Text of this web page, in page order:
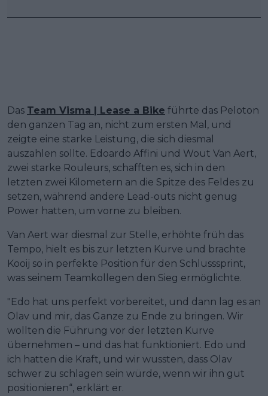
Das Team Visma | Lease a Bike führte das Peloton
den ganzen Tag an, nicht zum ersten Mal, und
zeigte eine starke Leistung, die sich diesmal
auszahlen sollte. Edoardo Affini und Wout Van Aert,
zwei starke Rouleurs, schafften es, sich in den
letzten zwei Kilometern an die Spitze des Feldes zu
setzen, während andere Lead-outs nicht genug
Power hatten, um vorne zu bleiben.
Van Aert war diesmal zur Stelle, erhöhte früh das
Tempo, hielt es bis zur letzten Kurve und brachte
Kooij so in perfekte Position für den Schlusssprint,
was seinem Teamkollegen den Sieg ermöglichte.
"Edo hat uns perfekt vorbereitet, und dann lag es an
Olav und mir, das Ganze zu Ende zu bringen. Wir
wollten die Führung vor der letzten Kurve
übernehmen – und das hat funktioniert. Edo und
ich hatten die Kraft, und wir wussten, dass Olav
schwer zu schlagen sein würde, wenn wir ihn gut
positionieren“, erklärt er.